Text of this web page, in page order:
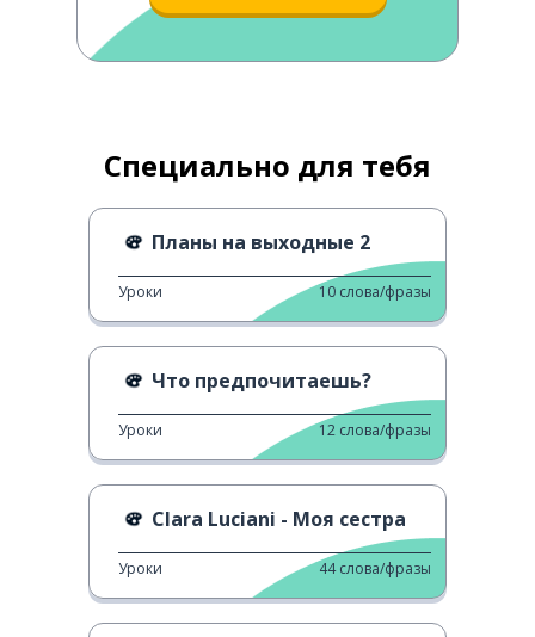
Специально для тебя
Планы на выходные 2
Уроки 10 слова/фразы
Что предпочитаешь?
Уроки 12 слова/фразы
Clara Luciani - Моя сестра
Уроки 44 слова/фразы